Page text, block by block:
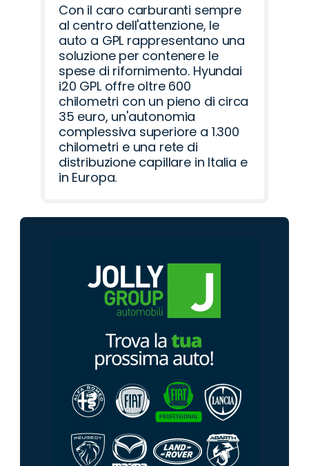
Con il caro carburanti sempre
al centro dell'attenzione, le
auto a GPL rappresentano una
soluzione per contenere le
spese di rifornimento. Hyundai
i20 GPL offre oltre 600
chilometri con un pieno di circa
35 euro, un'autonomia
complessiva superiore a 1.300
chilometri e una rete di
distribuzione capillare in Italia e
in Europa.